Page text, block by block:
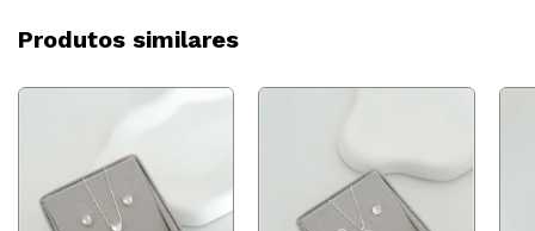
Produtos similares